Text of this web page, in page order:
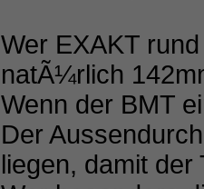
Wer EXAKT
natÃ¼rlich
Wenn der BMT
Der
liegen, damit